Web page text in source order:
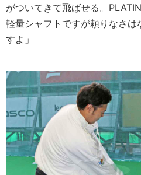
がついてきて飛ばせる。
軽量シャフトですが頼りなさは
すよ」